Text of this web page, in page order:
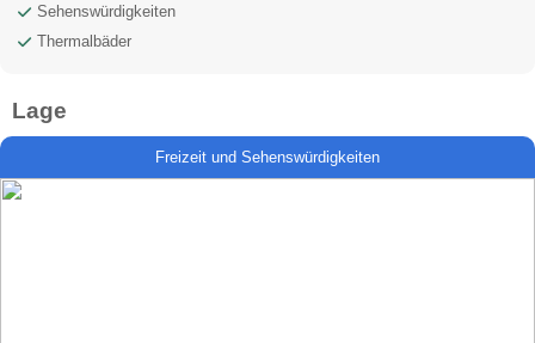
Sehenswürdigkeiten
Thermalbäder
Lage
Freizeit und Sehenswürdigkeiten